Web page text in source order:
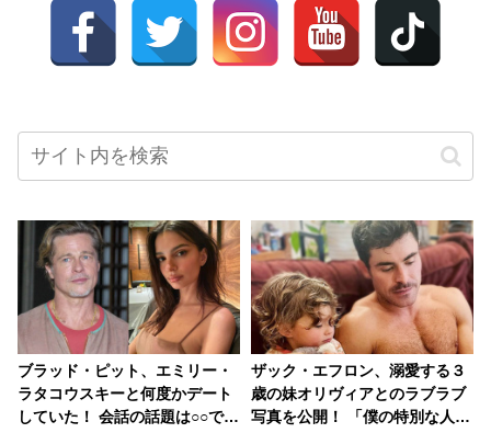
ブラッド・ピット、エミリー・
ラタコウスキーと何度かデート
していた！ 会話の話題は○○で持
ザック・エフロン、溺愛する３
歳の妹オリヴィアとのラブラブ
写真を公開！ 「僕の特別な人」